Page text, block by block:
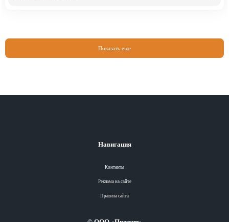
Показать еще
Навигация
Контакты
Реклама на сайте
Правила сайта